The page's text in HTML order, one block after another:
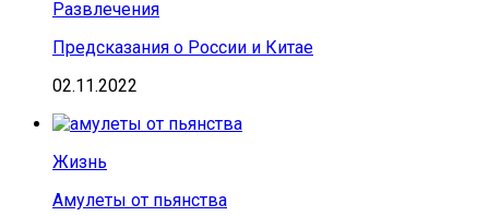
Развлечения
Предсказания о России и Китае
02.11.2022
Жизнь
Амулеты от пьянства